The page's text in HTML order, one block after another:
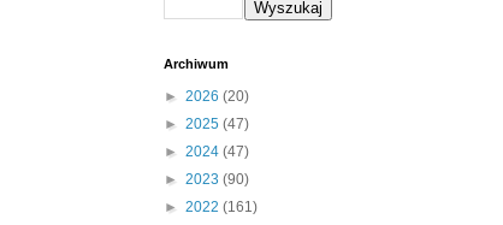
Archiwum
► 2026 (20)
► 2025 (47)
► 2024 (47)
► 2023 (90)
► 2022 (161)